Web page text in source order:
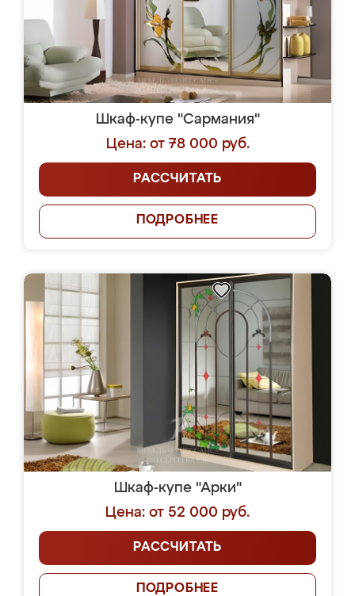
Шкаф-купе "Сармания"
Цена: от 78 000 руб.
РАССЧИТАТЬ
ПОДРОБНЕЕ
Шкаф-купе "Арки"
Цена: от 52 000 руб.
РАССЧИТАТЬ
ПОДРОБНЕЕ